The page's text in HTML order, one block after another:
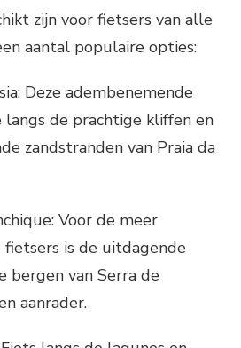
zijn voor fietsers van alle
aantal populaire opties:
Deze adembenemende
de prachtige kliffen en
zandstranden van Praia da
Voor de meer
is de uitdagende
bergen van Serra de
aanrader.